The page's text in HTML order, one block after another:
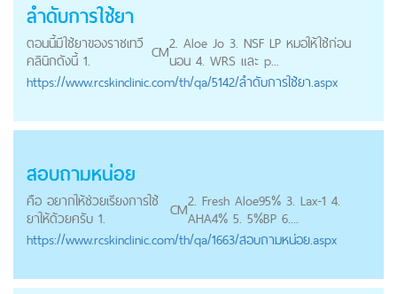
ลำดับการใช้ยา
ตอนนี้มีใช้ยาของราชเทวี
คลินิกดังนี้ 1.
CM2. Aloe Jo 3. NSF LP หมอให้ใช้ก่อน
นอน 4. WRS และ p...
https://www.rcskinclinic.com/th/qa/5142/ลำดับการใช้ยา.aspx
สอบถามหน่อย
คือ อยากให้ช่วยเรียงการใช้
ยาให้ด้วยครับ 1.
CM2. Fresh Aloe95% 3. Lax-1 4.
AHA4% 5. 5%BP 6....
https://www.rcskinclinic.com/th/qa/1663/สอบถามหน่อย.aspx